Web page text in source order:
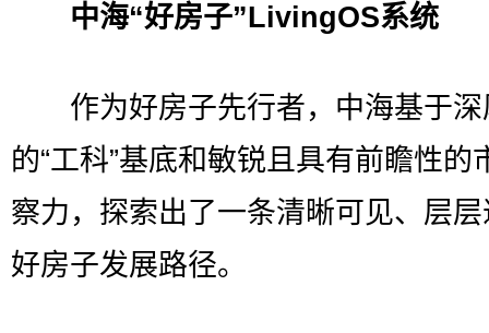
中海“好房子”LivingOS系统
作为好房子先行者，中海基于深
的“工科”基底和敏锐且具有前瞻性的
察力，探索出了一条清晰可见、层
好房子发展路径。